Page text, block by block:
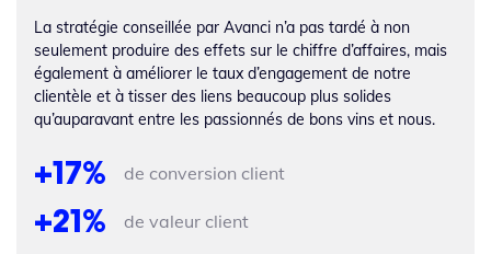
La stratégie conseillée par Avanci n’a pas tardé à non
seulement produire des effets sur le chiffre d’affaires, mais
également à améliorer le taux d’engagement de notre
clientèle et à tisser des liens beaucoup plus solides
qu’auparavant entre les passionnés de bons vins et nous.
+17% de conversion client
+21% de valeur client